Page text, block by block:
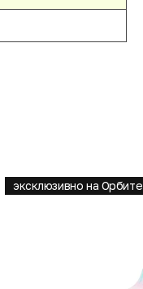
эксклюзивно на Орбите